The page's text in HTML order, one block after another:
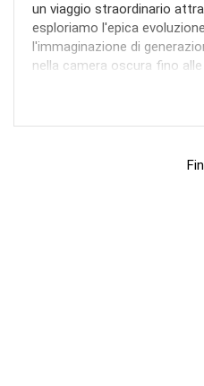
un viaggio straordinario
esploriamo l'epica
l'immaginazione di
nella camera oscura fino